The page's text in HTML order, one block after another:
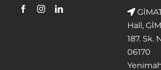
Hall,
187. Sk.
06170